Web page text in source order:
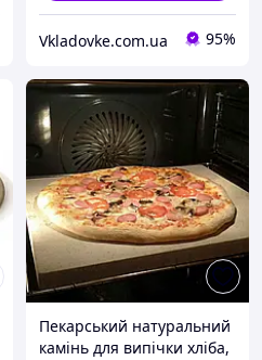
Vkladovke.com.ua 95%
Пекарський натуральний
камінь для випічки хліба,